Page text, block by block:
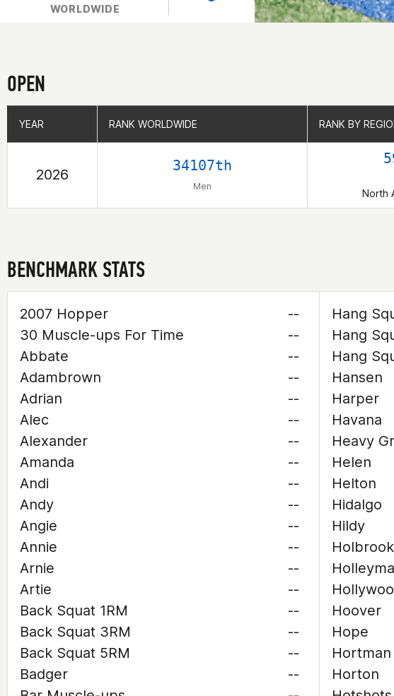
WORLDWIDE
OPEN
YEAR RANK WORLDWIDE RANK BY
2026
34107th
Men
North
YEAR RANK WORLDWIDE RANK BY
BENCHMARK STATS
2007 Hopper
--
30 Muscle-ups For Time
--
Abbate
--
Adambrown
--
Adrian
--
Alec
--
Alexander
--
Amanda
--
Andi
--
Andy
--
Angie
--
Annie
--
Arnie
--
Artie
--
Back Squat 1RM
--
Back Squat 3RM
--
Back Squat 5RM
--
Badger
--
Hang
Hang
Hang
Hansen
Harper
Havana
Heavy
Helen
Helton
Hidalgo
Hildy
Holbrook
Hoover
Hope
Hortman
Horton